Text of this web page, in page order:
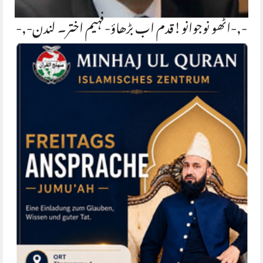
-,-اٹھو نوجوانو!قدم اب بڑھاؤ-فہیم اختر۔ لندن-,-